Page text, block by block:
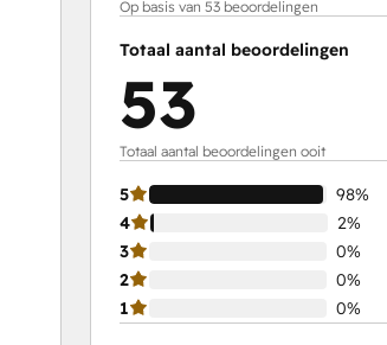
Op basis van 53 beoordelingen
Totaal aantal beoordelingen
53
Totaal aantal beoordelingen ooit
5
98%
4
2%
3
0%
2
0%
1
0%